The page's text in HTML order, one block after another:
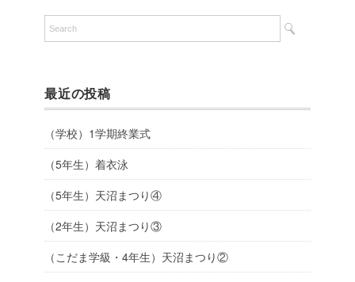
最近の投稿
（学校）1学期終業式
（5年生）着衣泳
（5年生）天沼まつり④
（2年生）天沼まつり③
（こだま学級・4年生）天沼まつり②